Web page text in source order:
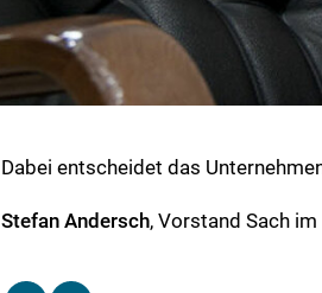
Dabei entscheidet das
Stefan Andersch, Vorstand Sach